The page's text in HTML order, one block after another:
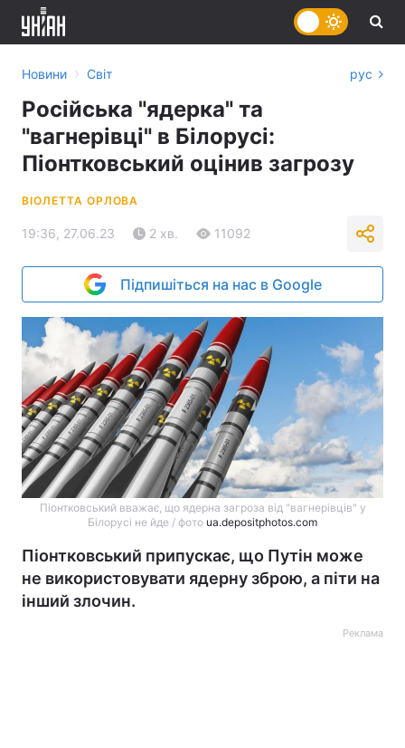
Новини › Світ рус
Російська "ядерка" та
"вагнерівці" в Білорусі:
Піонтковський оцінив загрозу
ВІОЛЕТТА ОРЛОВА
19:36, 27.06.23 2 хв. 11092
Підпишіться на нас в Google
Піонтковський вважає, що ядерна загроза від "вагнерівців" у
Білорусі не йде / фото ua.depositphotos.com
Піонтковський припускає, що Путін може
не використовувати ядерну зброю, а піти на
інший злочин.
Реклама